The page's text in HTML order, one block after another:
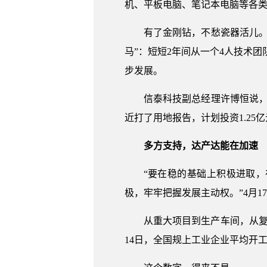
机、平板电脑、笔记本电脑等各
有了金刚钻，不愁瓷器活儿
马”：短短2年间从一个4人技术
步发展。
信泰科技副总经理许博恒说
近打了用地报告，计划投资1.25
多方支持，达产达能在加速
“要在稳的基础上积极进取
极，牢牢把握发展主动权。”4月
从重大项目到生产车间，从
14日，全国规上工业企业平均开